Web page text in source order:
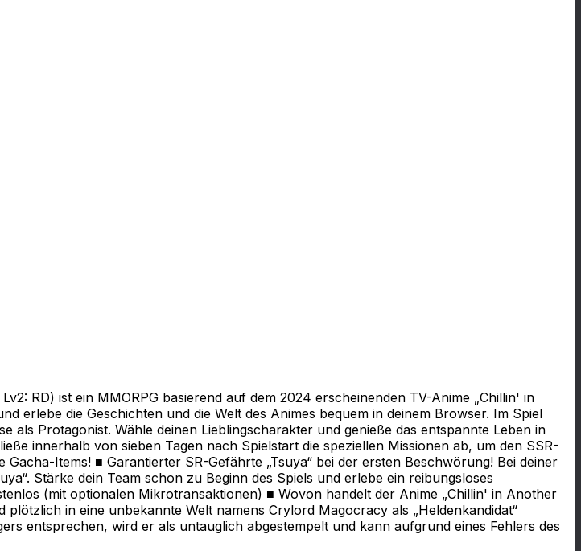
RD) ist ein MMORPG basierend auf dem 2024 erscheinenden TV-Anime „Chillin' in
erlebe die Geschichten und die Welt des Animes bequem in deinem Browser. Im Spiel
Protagonist. Wähle deinen Lieblingscharakter und genieße das entspannte Leben in
innerhalb von sieben Tagen nach Spielstart die speziellen Missionen ab, um den SSR-
Items! ■ Garantierter SR-Gefährte „Tsuya“ bei der ersten Beschwörung! Bei deiner
Stärke dein Team schon zu Beginn des Spiels und erlebe ein reibungsloses
(mit optionalen Mikrotransaktionen) ■ Wovon handelt der Anime „Chillin' in Another
in eine unbekannte Welt namens Crylord Magocracy als „Heldenkandidat“
entsprechen, wird er als untauglich abgestempelt und kann aufgrund eines Fehlers des